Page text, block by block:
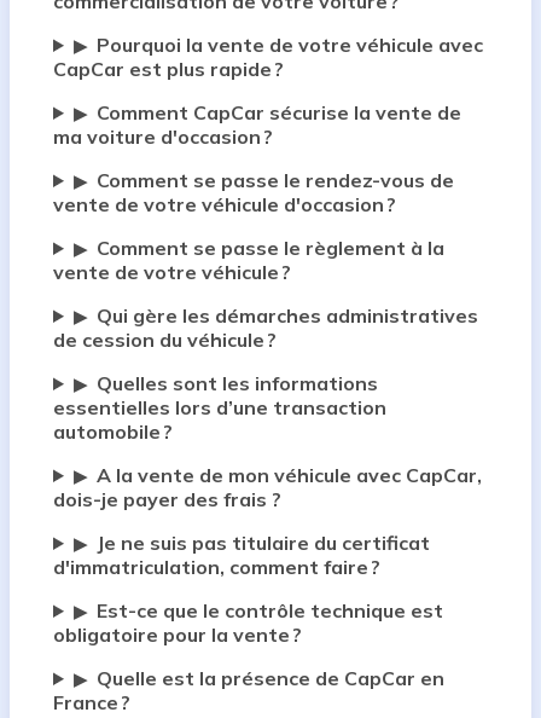
▶ Pourquoi la vente de votre véhicule avec
CapCar est plus rapide ?
▶ Comment CapCar sécurise la vente de
ma voiture d'occasion ?
▶ Comment se passe le rendez-vous de
vente de votre véhicule d'occasion ?
▶ Comment se passe le règlement à la
vente de votre véhicule ?
▶ Qui gère les démarches administratives
de cession du véhicule ?
▶ Quelles sont les informations
essentielles lors d’une transaction
automobile ?
▶ A la vente de mon véhicule avec CapCar,
dois-je payer des frais ?
▶
Je ne suis pas titulaire du certificat
d'immatriculation, comment faire ?
▶ Est-ce que le contrôle technique est
obligatoire pour la vente ?
▶ Quelle est la présence de CapCar en
France ?